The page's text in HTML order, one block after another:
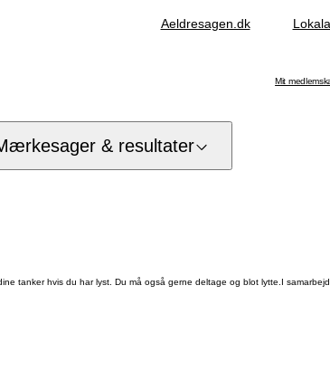
Aeldresagen.dk
Mit
& resultater
tanker hvis du har lyst. Du må også gerne deltage og blot lytte.I